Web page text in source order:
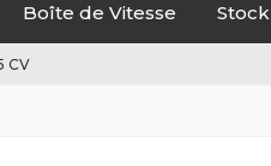
Boîte de Vitesse Stock
CV